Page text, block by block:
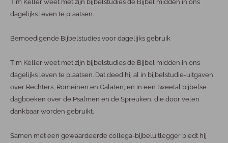
Tim Keller weet met zijn bijbelstudies de Bijbel midden in ons
dagelijks leven te plaatsen.
Bemoedigende Bijbelstudies voor dagelijks gebruik
Tim Keller weet met zijn bijbelstudies de Bijbel midden in ons
dagelijks leven te plaatsen. Dat deed hij al in bijbelstudie-uitgaven
over Rechters, Romeinen en Galaten; en in een tweetal bijbelse
dagboeken over de Psalmen en de Spreuken, die door velen
dankbaar worden gebruikt.
Samen met een gewaardeerde collega-bijbeluitlegger biedt hij